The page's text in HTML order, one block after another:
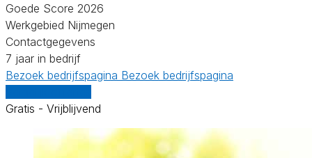
Goede Score 2026
Werkgebied Nijmegen
Contactgegevens
7 jaar in bedrijf
Bezoek bedrijfspagina Bezoek bedrijfspagina
Gratis - Vrijblijvend